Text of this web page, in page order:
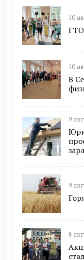
10
10
В
9
9
8